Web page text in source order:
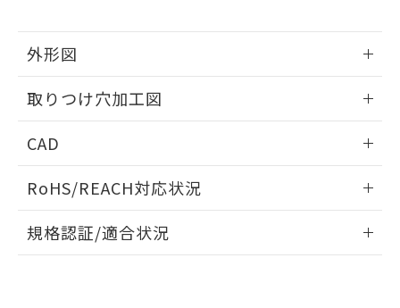
外形図
取りつけ穴加工図
CAD
ドすることができます。
ログイン/会員登録
RoHS/REACH対応状況
EU RoHS 注意事項・凡例
規格認証/適合状況
既に当社にて対応品への在庫切替を完了
していることから、特段のことがない限